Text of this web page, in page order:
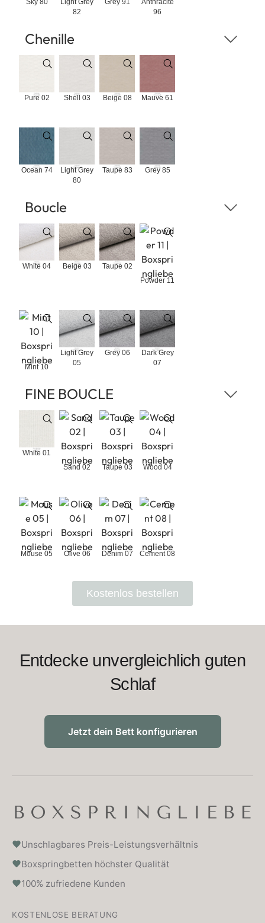
Sky 80
Light Grey
82
Grey 91
Anthracite
96
Chenille
Pure 02 Shell 03 Beige 08 Mauve 61
Ocean 74
Light Grey
80
Taupe 83 Grey 85
Boucle
White 04 Beige 03
Taupe 02
Powder 11
Mint 10
Light Grey
05
Grey 06
Dark Grey
07
FINE BOUCLE
White 01
Sand 02
Taupe 03 Wood 04
Mouse 05 Olive 06 Denim 07 Cement 08
Kostenlos bestellen
Entdecke unvergleichlich guten
Schlaf
Jetzt dein Bett konfigurieren
Unschlagbares Preis-Leistungsverhältnis
Boxspringbetten höchster Qualität
100% zufriedene Kunden
KOSTENLOSE BERATUNG